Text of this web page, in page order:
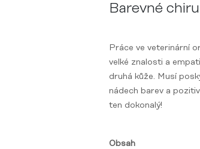
Barevné
Práce ve veterinární
velké znalosti a
druhá kůže. Musí
nádech barev a
ten dokonalý!
Obsah